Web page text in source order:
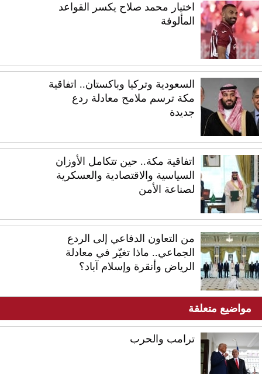
اختيار محمد صلاح يكسر القواعد
المألوفة
السعودية وتركيا وباكستان.. اتفاقية
مكة ترسم ملامح معادلة ردع
جديدة
اتفاقية مكة.. حين تتكامل الأوزان
السياسية والاقتصادية والعسكرية
لصناعة الأمن
من التعاون الدفاعي إلى الردع
الجماعي.. ماذا تغيّر في معادلة
الرياض وأنقرة وإسلام آباد؟
مواضيع متعلقة
ترامب والحرب